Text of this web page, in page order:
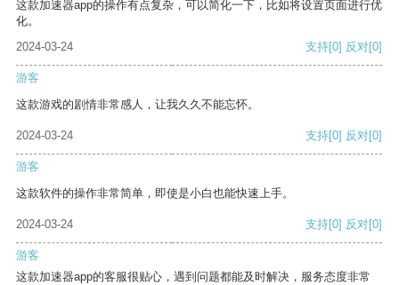
这款加速器app的操作有点复杂，可以简化一下，比如将设置页面进行优
化。
2024-03-24
支持[0] 反对[0]
游客
这款游戏的剧情非常感人，让我久久不能忘怀。
2024-03-24 支持[0] 反对[0]
游客
这款软件的操作非常简单，即使是小白也能快速上手。
2024-03-24 支持[0] 反对[0]
游客
这款加速器app的客服很贴心，遇到问题都能及时解决，服务态度非常